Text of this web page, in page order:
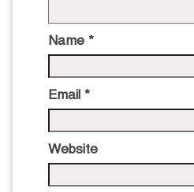
Name *
Email *
Website